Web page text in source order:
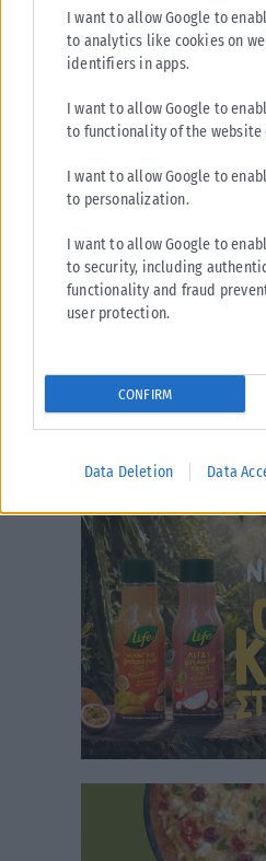
I want to allow Google to
to analytics like cookies on
identifiers in apps.
I want to allow Google to
to functionality of the website
I want to allow Google to
to personalization.
I want to allow Google to
to security, including
functionality and fraud
user protection.
CONFIRM
Data Deletion Data
ΟΙΚΟΝΟΜΊΑ
ενίσχυση της βιοασφάλειας
Πρόσθετοι πόροι 12,5 εκατ. ευρώ
βιοασφάλειας και την προστασία
επιζωοτίες. Σύμφωνα...